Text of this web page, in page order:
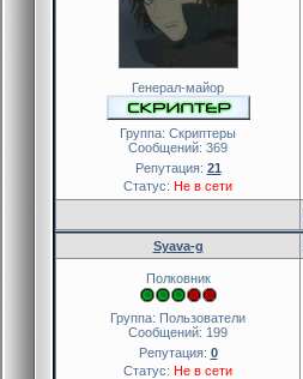
Генерал-майор
Группа: Скриптеры
Сообщений: 369
Репутация: 21
Статус: Не в сети
Syava-g
Полковник
Группа: Пользователи
Сообщений: 199
Репутация: 0
Статус: Не в сети